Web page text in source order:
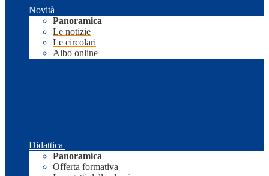
Novità
Panoramica
Le notizie
Le circolari
Albo online
Didattica
Panoramica
Offerta formativa